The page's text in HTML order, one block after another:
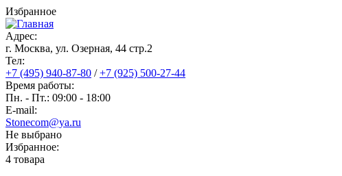
Перейти
к
основному
содержанию
Избранное
Адрес:
г. Москва, ул. Озерная, 44 cтр.2
Тел:
+7 (495) 940-87-80 /+7 (925) 500-27-44
Время работы:
Пн. - Пт.: 09:00 - 18:00
E-mail:
Stonecom@ya.ru
Не выбрано
Избранное:
4 товара